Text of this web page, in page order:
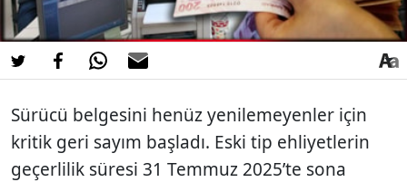
Sürücü belgesini henüz yenilemeyenler için
kritik geri sayım başladı. Eski tip ehliyetlerin
geçerlilik süresi 31 Temmuz 2025’te sona